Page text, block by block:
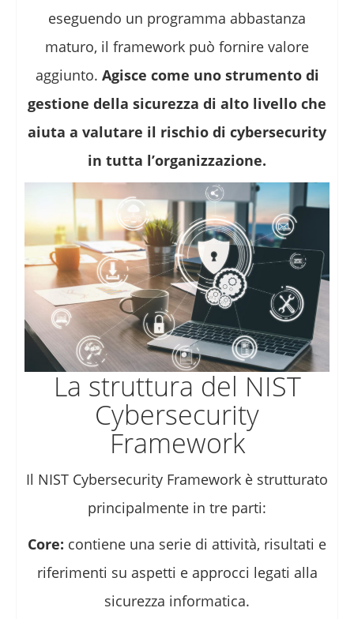
eseguendo un programma abbastanza
maturo, il framework può fornire valore
aggiunto. Agisce come uno strumento di
gestione della sicurezza di alto livello che
aiuta a valutare il rischio di cybersecurity
in tutta l’organizzazione.
La struttura del NIST
Cybersecurity
Framework
Il NIST Cybersecurity Framework è strutturato
principalmente in tre parti:
Core: contiene una serie di attività, risultati e
riferimenti su aspetti e approcci legati alla
sicurezza informatica.